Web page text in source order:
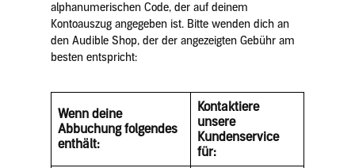
alphanumerischen Code, der auf deinem
Kontoauszug angegeben ist. Bitte wenden dich an
den Audible Shop, der der angezeigten Gebühr am
besten entspricht:
Wenn deine
Abbuchung folgendes
enthält:
Kontaktiere
unsere
Kundenservice
für: